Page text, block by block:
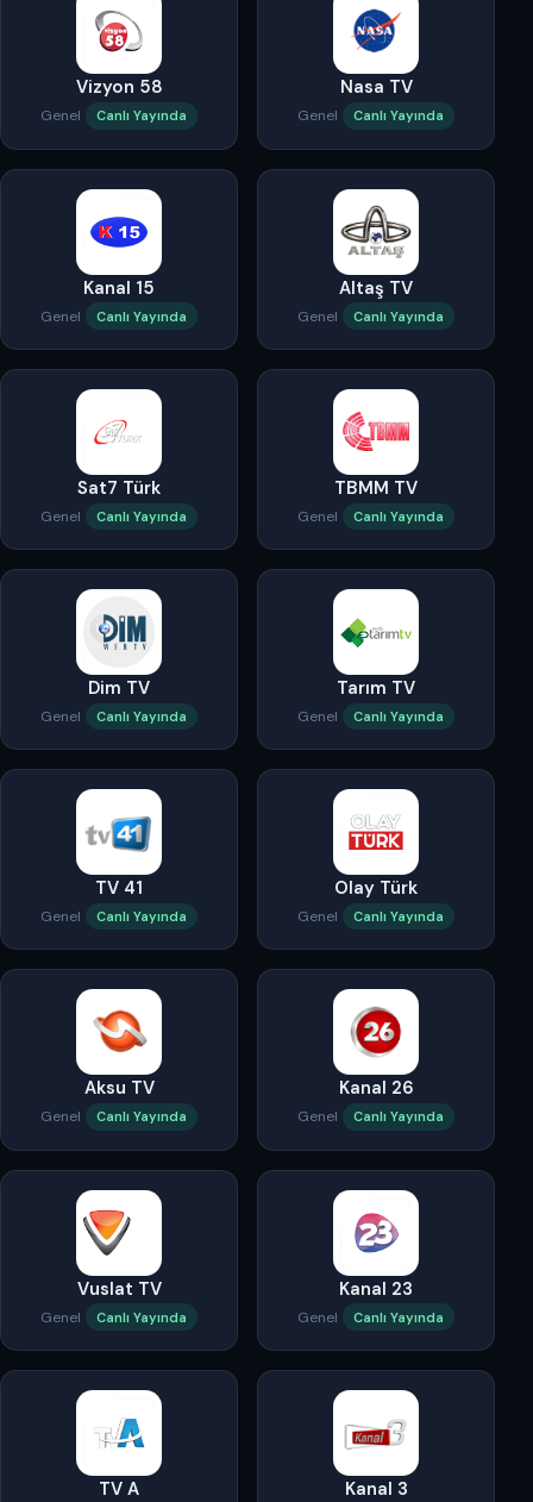
Vizyon 58
Genel Canlı Yayında
Nasa TV
Genel Canlı Yayında
Kanal 15
Genel Canlı Yayında
Altaş TV
Genel Canlı Yayında
Sat7 Türk
Genel Canlı Yayında
TBMM TV
Genel Canlı Yayında
Dim TV
Genel Canlı Yayında
Tarım TV
Genel Canlı Yayında
TV 41
Genel Canlı Yayında
Olay Türk
Genel Canlı Yayında
Aksu TV
Genel Canlı Yayında
Kanal 26
Genel Canlı Yayında
Vuslat TV
Genel Canlı Yayında
Kanal 23
Genel Canlı Yayında
TV A Kanal 3